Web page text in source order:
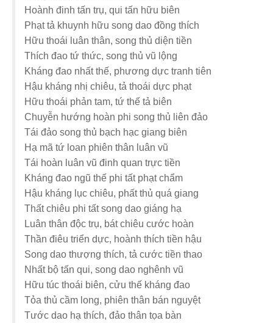
Hoành đinh tấn trụ, qui tấn hữu biên
Phạt tả khuynh hữu song dao đồng thích
Hữu thoái luân thân, song thủ diện tiền
Thích đao tứ thức, song thủ vũ lộng
Kháng đao nhất thế, phương dực tranh tiên
Hậu kháng nhị chiêu, tả thoái dực phạt
Hữu thoái phản tam, tứ thế tả biên
Chuyễn hướng hoàn phi song thủ liên đảo
Tái đảo song thủ bạch hạc giang biên
Hạ mã tứ loan phiên thân luân vũ
Tái hoàn luân vũ đinh quan trực tiền
Kháng đao ngũ thế phi tất phạt chẩm
Hậu kháng lục chiêu, phất thủ quá giang
Thất chiêu phi tất song dao giáng hạ
Luân thân độc trụ, bát chiêu cước hoàn
Thần điêu triển dực, hoành thích tiền hậu
Song dao thượng thích, tả cước tiền thao
Nhất bộ tấn qui, song dao nghênh vũ
Hữu túc thoái biên, cửu thế kháng đao
Tỏa thủ cầm long, phiên thân bán nguyệt
Tước dao hạ thích, đảo thân tọa bàn